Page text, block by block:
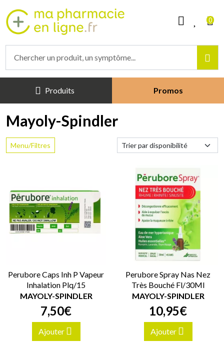
0
Produits Promos
Mayoly-Spindler
Menu/Filtres
Perubore Caps Inh P Vapeur
Inhalation Plq/15
MAYOLY-SPINDLER
7,50€
Ajouter
Perubore Spray Nas Nez
Très Bouché Fl/30Ml
MAYOLY-SPINDLER
10,95€
Ajouter